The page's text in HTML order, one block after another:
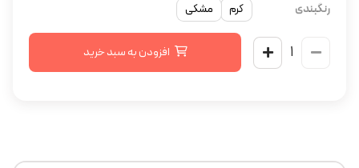
رنگبندی کرم مشکی
افزودن به سبد خرید